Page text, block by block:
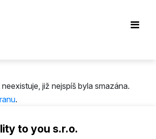
již nejspíš byla smazána.
.
to you s.r.o.